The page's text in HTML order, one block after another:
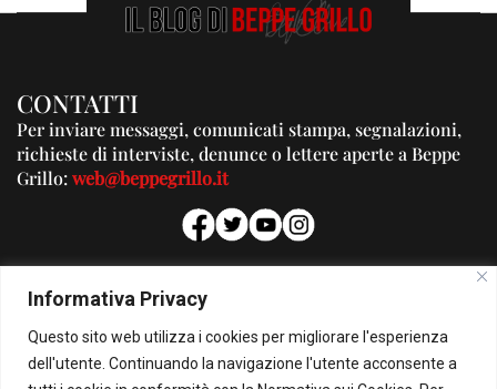
Informativa Privacy
Questo sito web utilizza i cookies per migliorare l'esperienza
dell'utente. Continuando la navigazione l'utente acconsente a
CONTATTI
Per inviare messaggi, comunicati stampa, segnalazioni,
richieste di interviste, denunce o lettere aperte a Beppe
Grillo:web@beppegrillo.it
PUBBLICITA'
Per la tua pubblicità su questo Blog:
pubblicita@beppegrillo.it